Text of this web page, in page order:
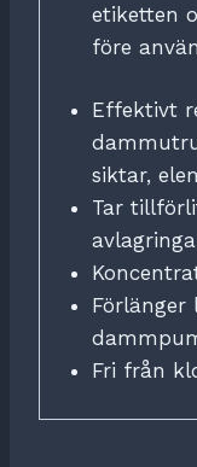
etiketten
före
Effektivt
siktar,
Tar
Förlänger
Fri från